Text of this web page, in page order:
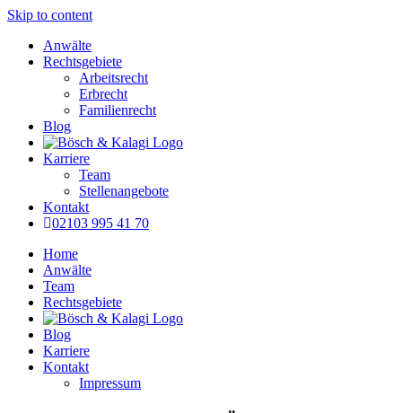
Skip to content
Anwälte
Rechtsgebiete
Arbeitsrecht
Erbrecht
Familienrecht
Blog
Karriere
Team
Stellenangebote
Kontakt
02103 995 41 70
Home
Anwälte
Team
Rechtsgebiete
Blog
Karriere
Kontakt
Impressum